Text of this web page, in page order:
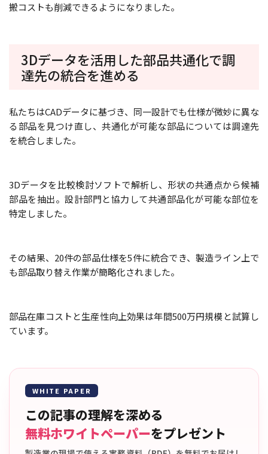
搬コストも削減できるようになりました。
3Dデータを活用した部品共通化で調
達先の統合を進める
私たちはCADデータに基づき、同一設計でも仕様が微妙に異な
る部品を見つけ直し、共通化が可能な部品については調達先
を統合しました。
3Dデータを比較検討ソフトで解析し、形状の共通点から候補
部品を抽出。設計部門と協力して共通部品化が可能な部位を
特定しました。
その結果、20件の部品仕様を5件に統合でき、製造ライン上で
も部品取り替え作業が簡略化されました。
部品在庫コストと生産性向上効果は年間500万円規模と試算し
ています。
WHITE PAPER
この記事の理解を深める
無料ホワイトペーパーをプレゼント